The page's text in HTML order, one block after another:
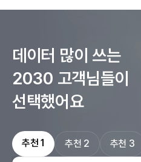
데이터 많이 쓰는
2030 고객님들이
선택했어요
추천1 추천 2 추천 3